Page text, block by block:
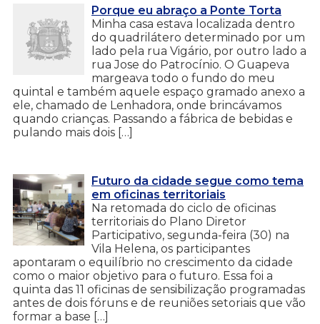
Porque eu abraço a Ponte Torta
Minha casa estava localizada dentro
do quadrilátero determinado por um
lado pela rua Vigário, por outro lado a
rua Jose do Patrocínio. O Guapeva
margeava todo o fundo do meu
quintal e também aquele espaço gramado anexo a
ele, chamado de Lenhadora, onde brincávamos
quando crianças. Passando a fábrica de bebidas e
pulando mais dois […]
Futuro da cidade segue como tema
em oficinas territoriais
Na retomada do ciclo de oficinas
territoriais do Plano Diretor
Participativo, segunda-feira (30) na
Vila Helena, os participantes
apontaram o equilíbrio no crescimento da cidade
como o maior objetivo para o futuro. Essa foi a
quinta das 11 oficinas de sensibilização programadas
antes de dois fóruns e de reuniões setoriais que vão
formar a base […]